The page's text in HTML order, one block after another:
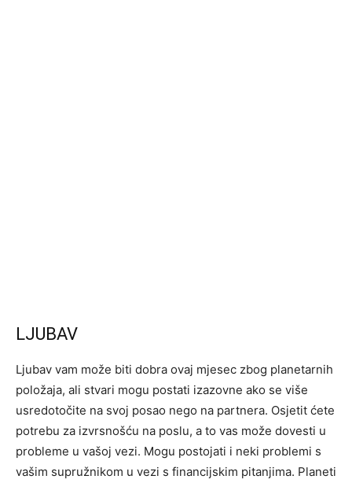
LJUBAV
Ljubav vam može biti dobra ovaj mjesec zbog planetarnih
položaja, ali stvari mogu postati izazovne ako se više
usredotočite na svoj posao nego na partnera. Osjetit ćete
potrebu za izvrsnošću na poslu, a to vas može dovesti u
probleme u vašoj vezi. Mogu postojati i neki problemi s
vašim supružnikom u vezi s financijskim pitanjima. Planeti